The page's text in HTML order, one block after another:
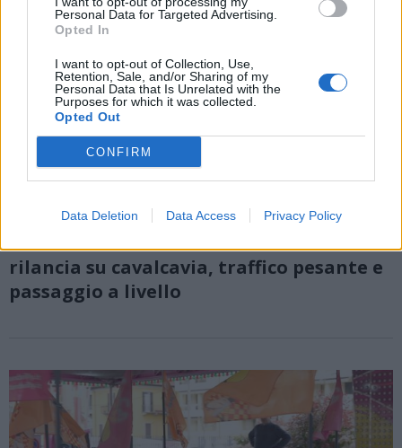
Personal Data for Targeted Advertising.
Opted In
I want to opt-out of Collection, Use,
Retention, Sale, and/or Sharing of my
Personal Data that Is Unrelated with the
Purposes for which it was collected.
Opted Out
CONFIRM
Data Deletion Data Access Privacy Policy
LAVENO MOMBELLO
Viabilità a Laveno Mombello: Civitas
rilancia su cavalcavia, traffico pesante e
passaggio a livello